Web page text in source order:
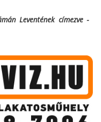
Leventének címezve -